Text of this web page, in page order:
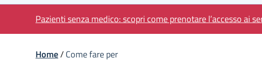
Pazienti senza medico: scopri come prenotare l’accesso ai
Home/Come fare per